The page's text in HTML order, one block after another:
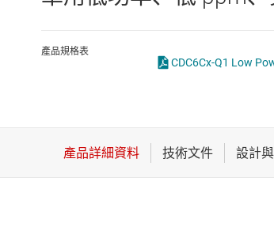
感測器 時
產品規格表